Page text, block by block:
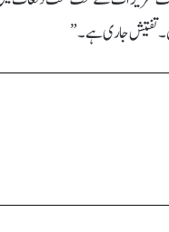
تفتیش جاری ہے۔”